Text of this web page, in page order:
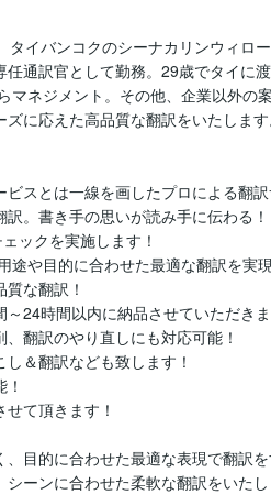
タイバンコクのシーナカリンウィロ
通訳官として勤務。29歳でタイに
マネジメント。その他、企業以外の
に応えた高品質な翻訳をいたします
スとは一線を画したプロによる翻訳
。書き手の思いが読み手に伝わる！
ックを実施します！
や目的に合わせた最適な翻訳を実
な翻訳！
24時間以内に納品させていただきま
翻訳のやり直しにも対応可能！
＆翻訳なども致します！
て頂きます！
目的に合わせた最適な表現で翻訳
ーンに合わせた柔軟な翻訳をいた